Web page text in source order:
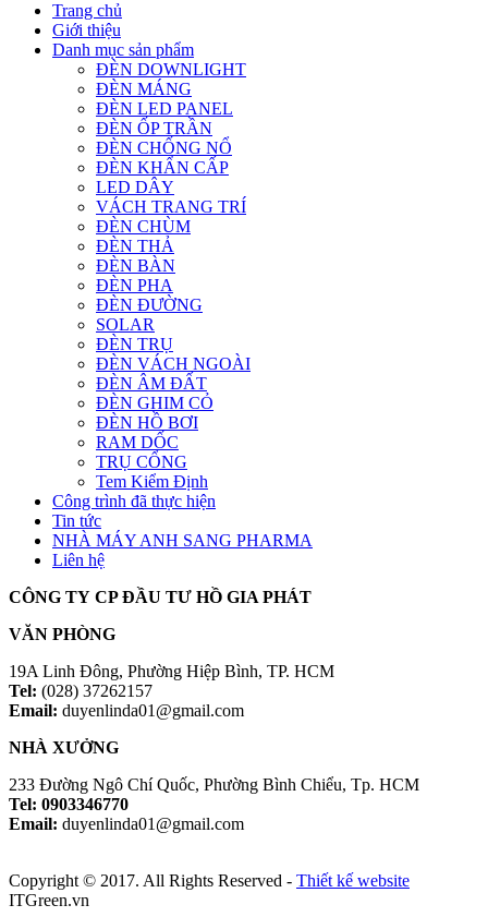
Trang chủ
Giới thiệu
Danh mục sản phẩm
ĐÈN DOWNLIGHT
ĐÈN MÁNG
ĐÈN LED PANEL
ĐÈN ỐP TRẦN
ĐÈN CHỐNG NỔ
ĐÈN KHẨN CẤP
LED DÂY
VÁCH TRANG TRÍ
ĐÈN CHÙM
ĐÈN THẢ
ĐÈN BÀN
ĐÈN PHA
ĐÈN ĐƯỜNG
SOLAR
ĐÈN TRỤ
ĐÈN VÁCH NGOÀI
ĐÈN ÂM ĐẤT
ĐÈN GHIM CỎ
ĐÈN HỒ BƠI
RAM DỐC
TRỤ CỔNG
Tem Kiểm Định
Công trình đã thực hiện
Tin tức
NHÀ MÁY ANH SANG PHARMA
Liên hệ
CÔNG TY CP ĐẦU TƯ HỒ GIA PHÁT
VĂN PHÒNG
19A Linh Đông, Phường Hiệp Bình, TP. HCM
Tel: (028) 37262157
Email: duyenlinda01@gmail.com
NHÀ XƯỞNG
233 Đường Ngô Chí Quốc, Phường Bình Chiểu, Tp. HCM
Tel: 0903346770
Email: duyenlinda01@gmail.com
Copyright © 2017. All Rights Reserved - Thiết kế website
ITGreen.vn